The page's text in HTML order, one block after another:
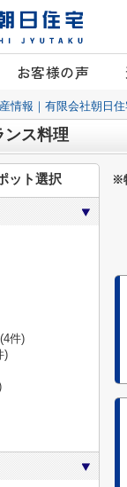
お客様の声
情報｜有限会社朝日
ンス料理
※
ット選択
(4件)
)